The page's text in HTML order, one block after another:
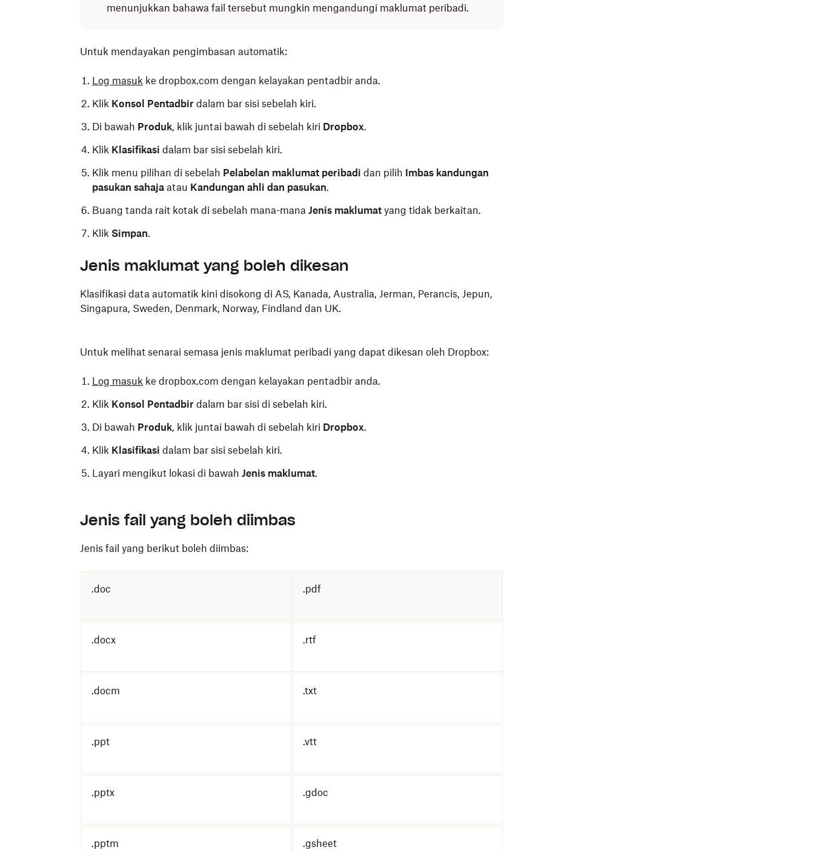
menunjukkan bahawa fail tersebut mungkin mengandungi maklumat peribadi.
Untuk mendayakan pengimbasan automatik:
Log masuk ke dropbox.com dengan kelayakan pentadbir anda.
Klik Konsol Pentadbir dalam bar sisi sebelah kiri.
Di bawah Produk, klik juntai bawah di sebelah kiri Dropbox.
Klik Klasifikasi dalam bar sisi sebelah kiri.
Klik menu pilihan di sebelah Pelabelan maklumat peribadi dan pilih Imbas kandungan
pasukan sahaja atau Kandungan ahli dan pasukan.
Buang tanda rait kotak di sebelah mana-mana Jenis maklumat yang tidak berkaitan.
Klik Simpan.
Jenis maklumat yang boleh dikesan
Klasifikasi data automatik kini disokong di AS, Kanada, Australia, Jerman, Perancis, Jepun,
Singapura, Sweden, Denmark, Norway, Findland dan UK.
Untuk melihat senarai semasa jenis maklumat peribadi yang dapat dikesan oleh Dropbox:
Log masuk ke dropbox.com dengan kelayakan pentadbir anda.
Klik Konsol Pentadbir dalam bar sisi di sebelah kiri.
Di bawah Produk, klik juntai bawah di sebelah kiri Dropbox.
Klik Klasifikasi dalam bar sisi sebelah kiri.
Layari mengikut lokasi di bawah Jenis maklumat.
Jenis fail yang boleh diimbas
Jenis fail yang berikut boleh diimbas:
.doc .pdf
.docx .rtf
.docm .txt
.ppt .vtt
.pptx .gdoc
.pptm .gsheet